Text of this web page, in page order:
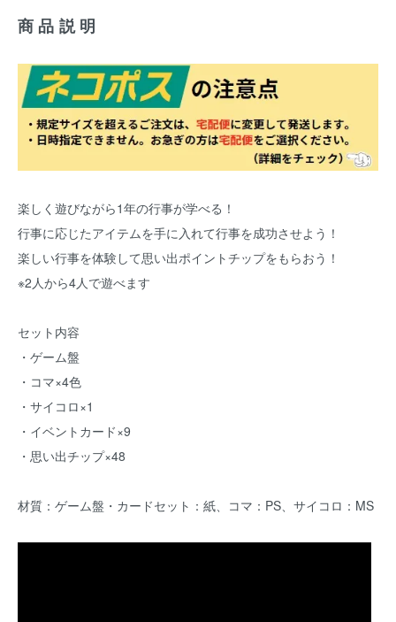
商品説明
楽しく遊びながら1年の行事が学べる！
行事に応じたアイテムを手に入れて行事を成功させよう！
楽しい行事を体験して思い出ポイントチップをもらおう！
※2人から4人で遊べます
セット内容
・ゲーム盤
・コマ×4色
・サイコロ×1
・イベントカード×9
・思い出チップ×48
材質：ゲーム盤・カードセット：紙、コマ：PS、サイコロ：MS